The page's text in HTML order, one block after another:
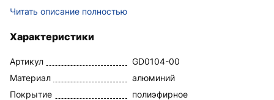
Читать описание полностью
Характеристики
Артикул
GD0104-00
Материал
алюминий
Покрытие
полиэфирное